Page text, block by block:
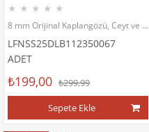
★ ★ ★ ★ ★
8 mm Orijinal Kaplangözü, Ceyt ve Hematit Doğaltaş Bileklik
LFNSS25DLB112350067
ADET
₺199,00 ₺299,99
Sepete Ekle